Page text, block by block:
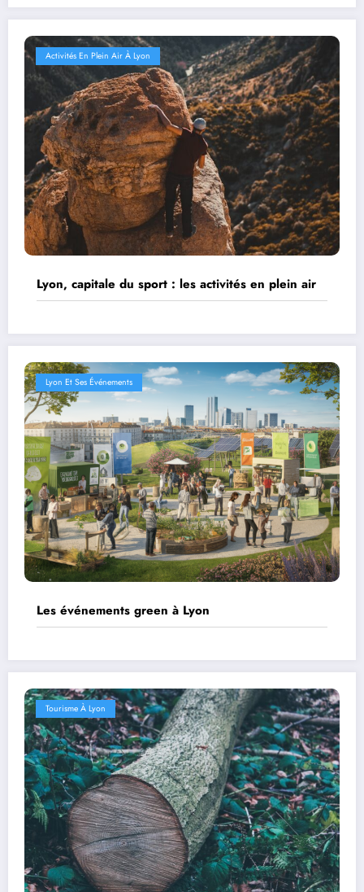
Activités En Plein Air À Lyon
Lyon, capitale du sport : les activités en plein air
Lyon Et Ses Événements
Les événements green à Lyon
Tourisme À Lyon